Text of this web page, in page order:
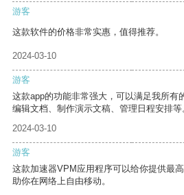
游客
这款软件的价格非常实惠，值得推荐。
2024-03-10
游客
这款app的功能非常强大，可以满足我所有
编辑文档、制作演示文稿、管理日程安排等
2024-03-10
游客
这款加速器VPM应用程序可以给你提供最
助你在网络上自由移动。